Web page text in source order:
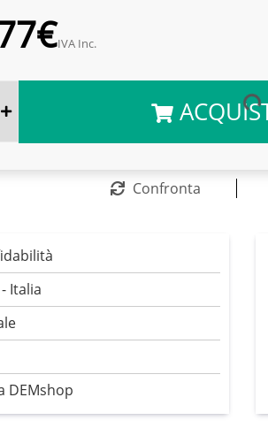
IVA Inc.
Confronta
Italia
DEMshop